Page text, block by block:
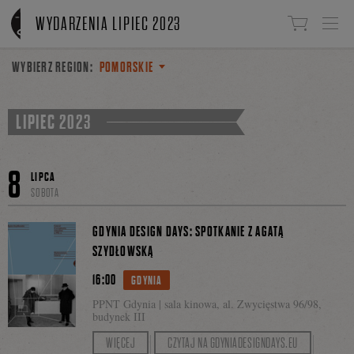
Linki do przejścia
WYDARZENIA LIPIEC 2023
WYBIERZ REGION: POMORSKIE
LIPIEC 2023
8
LIPCA
SOBOTA
16:00 GDYNIA
PPNT Gdynia | sala kinowa, al. Zwycięstwa 96/98,
budynek III
GDYNIA DESIGN DAYS: SPOTKANIE Z AGATĄ
SZYDŁOWSKĄ
Przedpremierową rozmowę o książceFuterał.
WIĘCEJ CZYTAJ NA GDYNIADESIGNDAYS.EU